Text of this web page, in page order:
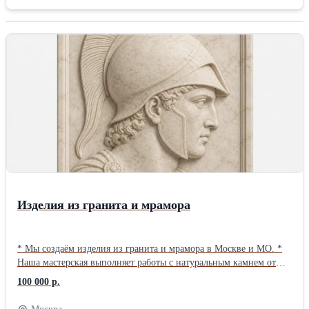
Изделия из гранита и мрамора
* Мы создаём изделия из гранита и мрамора в Москве и МО. *
Наша мастерская выполняет работы с натуральным камнем от
подготовки решения до монтажа. * Каждое изделие проходит
единый контроль, что позволяет учитывать технические
особенности камня. Подробнее ознакомиться с мастерской,
100 000 р.